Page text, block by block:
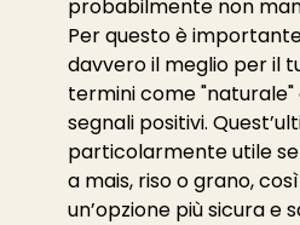
probabilmente non
Per questo è
davvero il meglio per il
termini come "naturale"
segnali positivi.
particolarmente utile
a mais, riso o grano,
un’opzione più sicura e